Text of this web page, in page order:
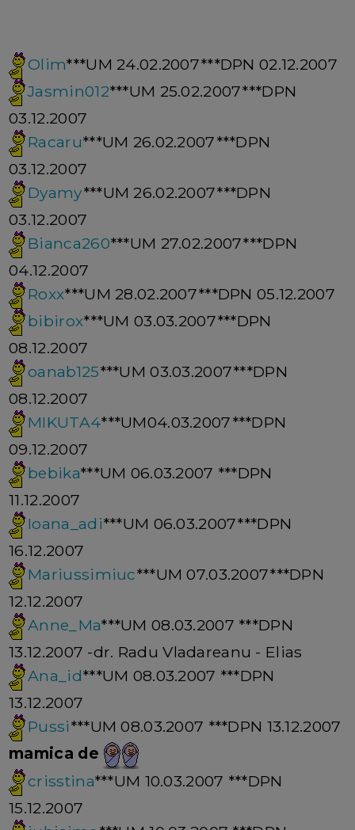
Olim***UM 24.02.2007***DPN 02.12.2007
Jasmin012***UM 25.02.2007***DPN
03.12.2007
Racaru***UM 26.02.2007***DPN
03.12.2007
Dyamy***UM 26.02.2007***DPN
03.12.2007
Bianca260***UM 27.02.2007***DPN
04.12.2007
Roxx***UM 28.02.2007***DPN 05.12.2007
bibirox***UM 03.03.2007***DPN
08.12.2007
oanab125***UM 03.03.2007***DPN
08.12.2007
MIKUTA4***UM04.03.2007***DPN
09.12.2007
bebika***UM 06.03.2007 ***DPN
11.12.2007
Ioana_adi***UM 06.03.2007***DPN
16.12.2007
Mariussimiuc***UM 07.03.2007***DPN
12.12.2007
Anne_Ma***UM 08.03.2007 ***DPN
13.12.2007 -dr. Radu Vladareanu - Elias
Ana_id***UM 08.03.2007 ***DPN
13.12.2007
Pussi***UM 08.03.2007 ***DPN 13.12.2007
mamica de
crisstina***UM 10.03.2007 ***DPN
15.12.2007